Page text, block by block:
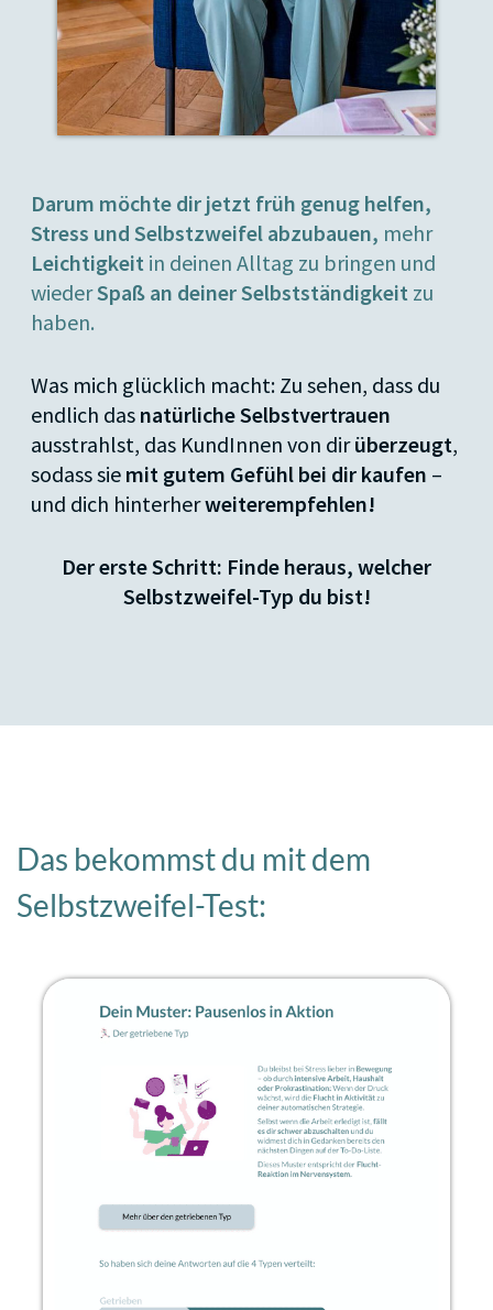
Darum möchte dir jetzt früh genug helfen,
Stress und Selbstzweifel abzubauen, mehr
Leichtigkeit in deinen Alltag zu bringen und
wiederSpaß an deiner Selbstständigkeit zu
haben.
Was mich glücklich macht: Zu sehen, dass du
endlich das natürliche Selbstvertrauen
ausstrahlst, das KundInnen von dirüberzeugt,
sodass sie mit gutem Gefühl bei dir kaufen –
und dich hinterherweiterempfehlen!
Der erste Schritt: Finde heraus, welcher
Selbstzweifel-Typ du bist!
Das bekommst du mit dem
Selbstzweifel-Test: